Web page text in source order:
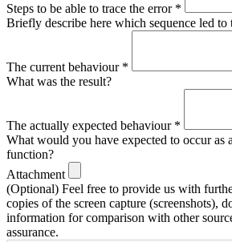
Steps to be able to trace the error *
Briefly describe here which sequence led to
The current behaviour *
What was the result?
The actually expected behaviour *
What would you have expected to occur as
function?
Attachment
(Optional) Feel free to provide us with
copies of the screen capture (screenshots),
information for comparison with other
assurance.